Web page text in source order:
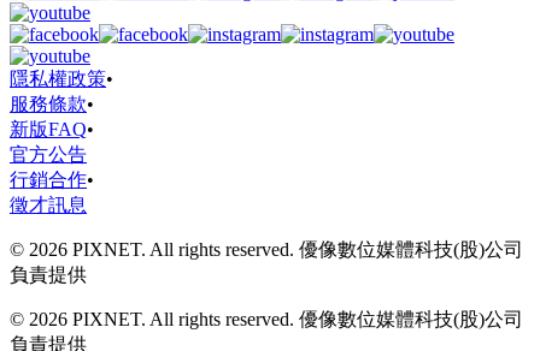
隱私權政策•
服務條款•
新版FAQ•
官方公告
行銷合作•
徵才訊息
© 2026 PIXNET. All rights reserved. 優像數位媒體科技(股)公司
負責提供
© 2026 PIXNET. All rights reserved. 優像數位媒體科技(股)公司
負責提供